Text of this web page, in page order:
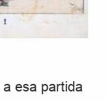
esa partida